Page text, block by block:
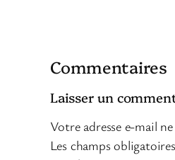
Commentaires
Laisser un
Votre adresse e-mail
Les champs